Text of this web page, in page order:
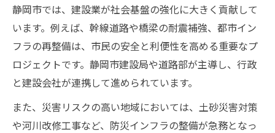
静岡市では、建設業が社会基盤の強化に大きく貢献して
います。例えば、幹線道路や橋梁の耐震補強、都市イン
フラの再整備は、市民の安全と利便性を高める重要なプ
ロジェクトです。静岡市建設局や道路部が主導し、行政
と建設会社が連携して進められています。
また、災害リスクの高い地域においては、土砂災害対策
や河川改修工事など、防災インフラの整備が急務となっ